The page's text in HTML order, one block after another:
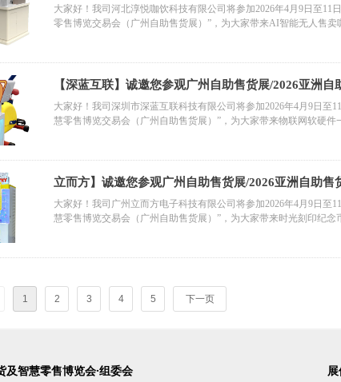
大家好！我司河北淳悦咖饮科技有限公司将参加2026年4月9日至
零售博览交易会（广州自助售货展）”，为大家带来AI智能无人售卖
【深蓝互联】诚邀您参观广州自助售货展/2026亚洲
大家好！我司深圳市深蓝互联科技有限公司将参加2026年4月9日至
慧零售博览交易会（广州自助售货展）”，为大家带来物联网软硬
立而方】诚邀您参观广州自助售货展/2026亚洲自助售
大家好！我司广州立而方电子科技有限公司将参加2026年4月9日至
慧零售博览交易会（广州自助售货展）”，为大家带来时光刻印纪念
1 2 3 4 5 下一页
及智慧零售博览会·组委会